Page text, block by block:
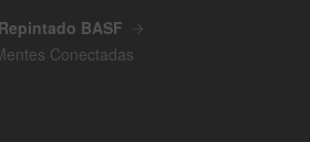
BASF
Conectadas